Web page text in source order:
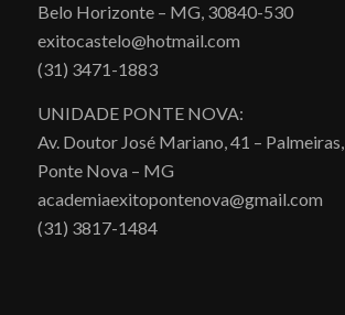
Belo Horizonte – MG, 30840-530
exitocastelo@hotmail.com
(31) 3471-1883
UNIDADE PONTE NOVA:
Av. Doutor José Mariano, 41 – Palmeiras,
Ponte Nova – MG
academiaexitopontenova@gmail.com
(31) 3817-1484